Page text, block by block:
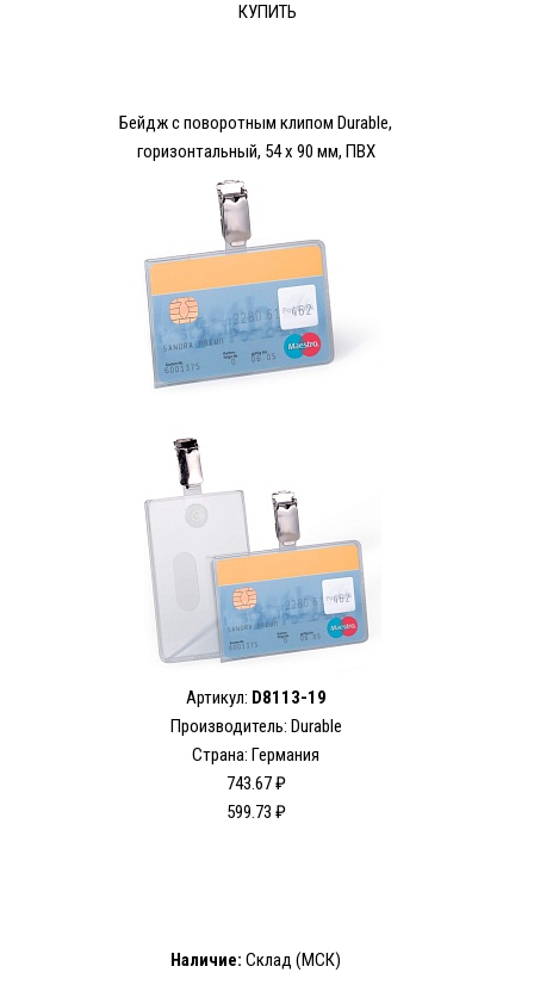
КУПИТЬ
Бейдж с поворотным клипом Durable,
горизонтальный, 54 х 90 мм, ПВХ
Артикул: D8113-19
Производитель: Durable
Страна: Германия
743.67 ₽
599.73 ₽
Наличие: Склад (МСК)